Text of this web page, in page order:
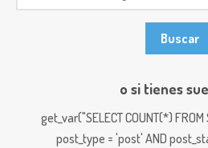
o si tienes
get_var("SELECT COUNT(*)
post_type = 'post' AND